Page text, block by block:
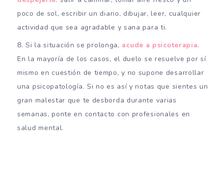
poco de sol, escribir un diario, dibujar, leer, cualquier
actividad que sea agradable y sana para ti.
Si la situación se prolonga, acude a psicoterapia.
En la mayoría de los casos, el duelo se resuelve por sí
mismo en cuestión de tiempo, y no supone desarrollar
una psicopatología. Si no es así y notas que sientes un
gran malestar que te desborda durante varias
semanas, ponte en contacto con profesionales en
salud mental.